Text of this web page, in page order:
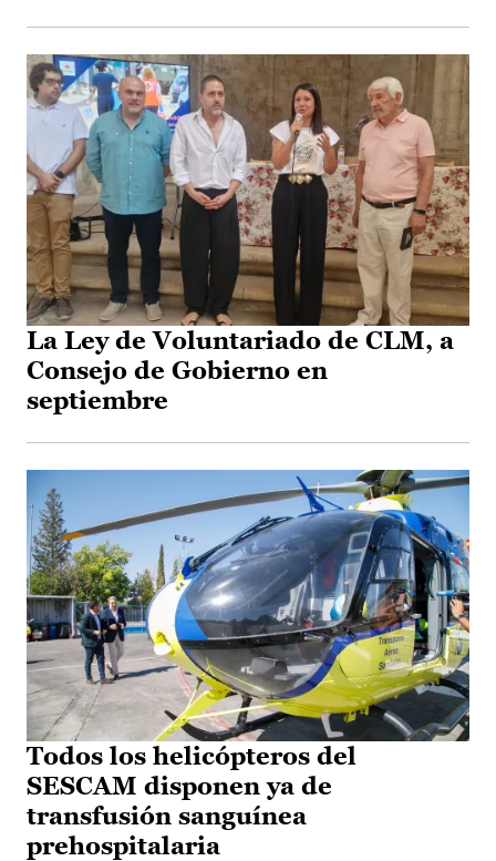
La Ley de Voluntariado de CLM, a
Consejo de Gobierno en
septiembre
Todos los helicópteros del
SESCAM disponen ya de
transfusión sanguínea
prehospitalaria